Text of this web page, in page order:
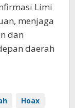
Limi
menjaga
dan
daerah
Hoax